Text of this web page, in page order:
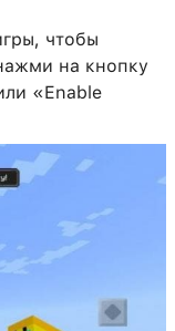
чтобы
на кнопку
«Enable